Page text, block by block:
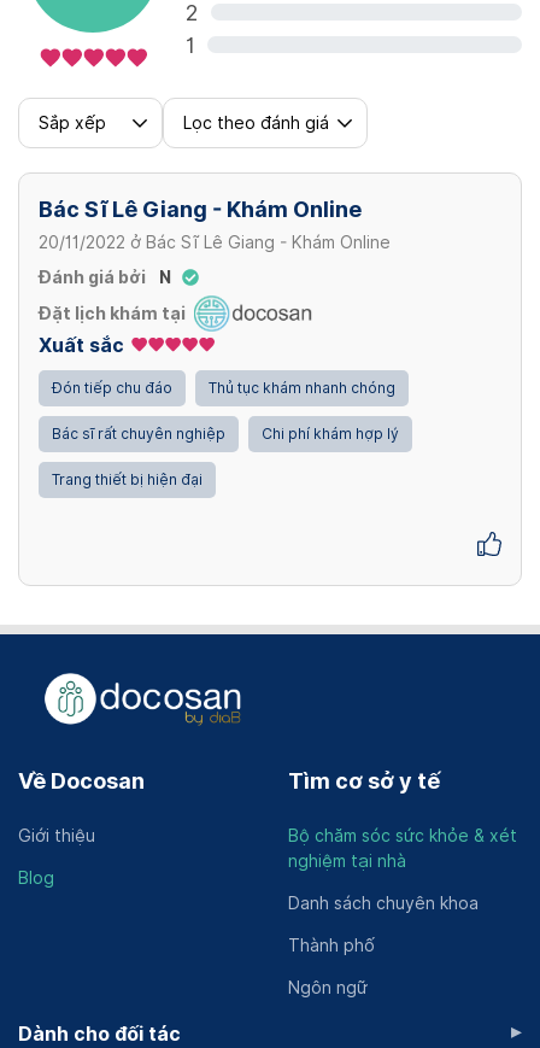
2
1
Sắp xếp Lọc theo đánh giá
Bác Sĩ Lê Giang - Khám Online
20/11/2022 ở Bác Sĩ Lê Giang - Khám Online
Đánh giá bởi
N
Đặt lịch khám tại
Xuất sắc
Đón tiếp chu đáo Thủ tục khám nhanh chóng
Bác sĩ rất chuyên nghiệp Chi phí khám hợp lý
Trang thiết bị hiện đại
Về Docosan
Giới thiệu
Blog
Tìm cơ sở y tế
Bộ chăm sóc sức khỏe & xét
nghiệm tại nhà
Danh sách chuyên khoa
Thành phố
Ngôn ngữ
Dành cho đối tác ▸